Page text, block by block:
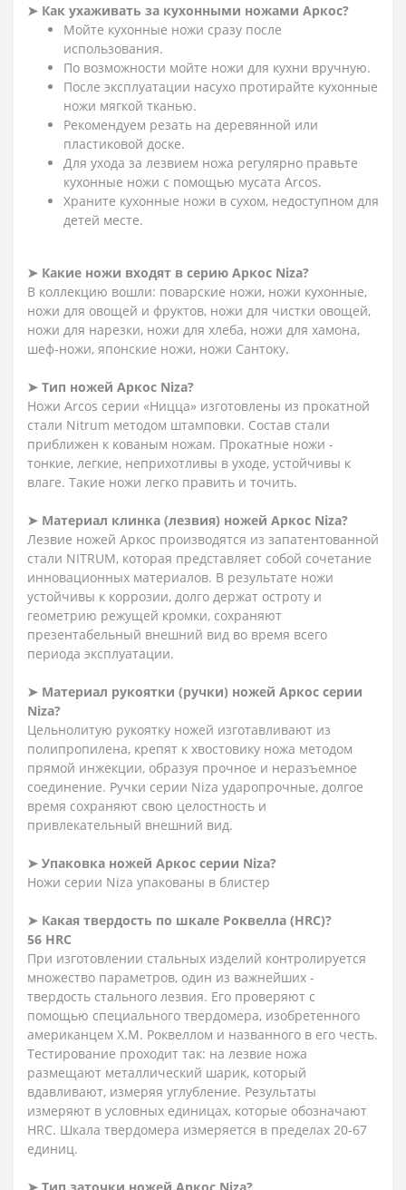
➤ Как ухаживать за кухонными ножами Аркос?
Мойте кухонные ножи сразу после
использования.
По возможности мойте ножи для кухни вручную.
После эксплуатации насухо протирайте кухонные
ножи мягкой тканью.
Рекомендуем резать на деревянной или
пластиковой доске.
Для ухода за лезвием ножа регулярно правьте
кухонные ножи с помощью мусата Arcos.
Храните кухонные ножи в сухом, недоступном для
детей месте.
➤ Какие ножи входят в серию Аркос Niza?
В коллекцию вошли: поварские ножи, ножи кухонные,
ножи для овощей и фруктов, ножи для чистки овощей,
ножи для нарезки, ножи для хлеба, ножи для хамона,
шеф-ножи, японские ножи, ножи Сантоку.
➤ Тип ножей Аркос Niza?
Ножи Arcos серии «Ницца» изготовлены из прокатной
стали Nitrum методом штамповки. Состав стали
приближен к кованым ножам. Прокатные ножи -
тонкие, легкие, неприхотливы в уходе, устойчивы к
влаге. Такие ножи легко править и точить.
➤ Материал клинка (лезвия) ножей Аркос Niza?
Лезвие ножей Аркос производятся из запатентованной
стали NITRUM, которая представляет собой сочетание
инновационных материалов. В результате ножи
устойчивы к коррозии, долго держат остроту и
геометрию режущей кромки, сохраняют
презентабельный внешний вид во время всего
периода эксплуатации.
➤ Материал рукоятки (ручки) ножей Аркос серии
Niza?
Цельнолитую рукоятку ножей изготавливают из
полипропилена, крепят к хвостовику ножа методом
прямой инжекции, образуя прочное и неразъемное
соединение. Ручки серии Niza ударопрочные, долгое
время сохраняют свою целостность и
привлекательный внешний вид.
➤ Упаковка ножей Аркос серии Niza?
Ножи серии Niza упакованы в блистер
➤ Какая твердость по шкале Роквелла (HRC)?
56 HRC
При изготовлении стальных изделий контролируется
множество параметров, один из важнейших -
твердость стального лезвия. Его проверяют с
помощью специального твердомера, изобретенного
американцем Х.М. Роквеллом и названного в его честь.
Тестирование проходит так: на лезвие ножа
размещают металлический шарик, который
вдавливают, измеряя углубление. Результаты
измеряют в условных единицах, которые обозначают
HRC. Шкала твердомера измеряется в пределах 20-67
единиц.